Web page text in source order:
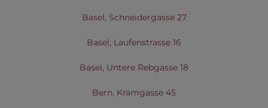
Basel, Schneidergasse 27
Basel, Laufenstrasse 16
Basel, Untere Rebgasse 18
Bern, Kramgasse 45